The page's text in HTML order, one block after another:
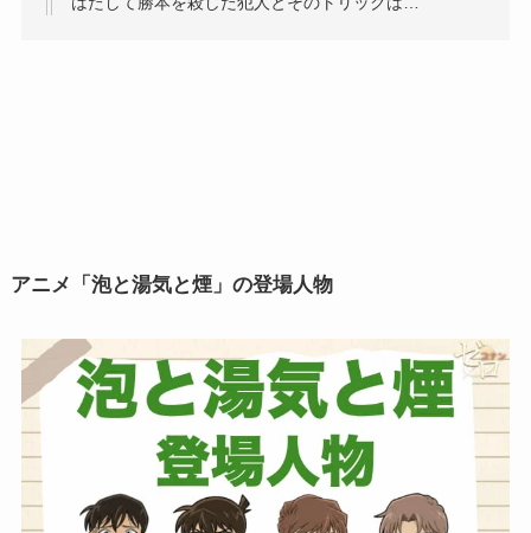
アニメ「泡と湯気と煙」の登場人物